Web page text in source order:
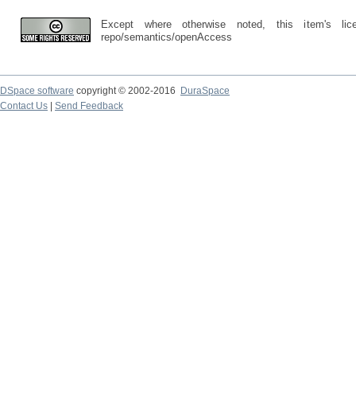
Except where otherwise noted, this item's
repo/semantics/openAccess
DSpace software copyright © 2002-2016
DuraSpace
Contact Us
Send Feedback